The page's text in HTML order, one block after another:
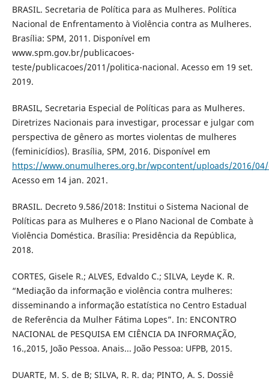
BRASIL. Secretaria de Política para as Mulheres. Política
Nacional de Enfrentamento à Violência contra as Mulheres.
Brasília: SPM, 2011. Disponível em
www.spm.gov.br/publicacoes-
teste/publicacoes/2011/politica-nacional. Acesso em 19 set.
2019.
BRASIL, Secretaria Especial de Políticas para as Mulheres.
Diretrizes Nacionais para investigar, processar e julgar com
perspectiva de gênero as mortes violentas de mulheres
(feminicídios). Brasília, SPM, 2016. Disponível em
https://www.onumulheres.org.br/wpcontent/uploads/2016/
Acesso em 14 jan. 2021.
BRASIL. Decreto 9.586/2018: Institui o Sistema Nacional de
Políticas para as Mulheres e o Plano Nacional de Combate à
Violência Doméstica. Brasília: Presidência da República,
2018.
CORTES, Gisele R.; ALVES, Edvaldo C.; SILVA, Leyde K. R.
“Mediação da informação e violência contra mulheres:
disseminando a informação estatística no Centro Estadual
de Referência da Mulher Fátima Lopes”. In: ENCONTRO
NACIONAL de PESQUISA EM CIÊNCIA DA INFORMAÇÃO,
16.,2015, João Pessoa. Anais... João Pessoa: UFPB, 2015.
DUARTE, M. S. de B; SILVA, R. R. da; PINTO, A. S. Dossiê